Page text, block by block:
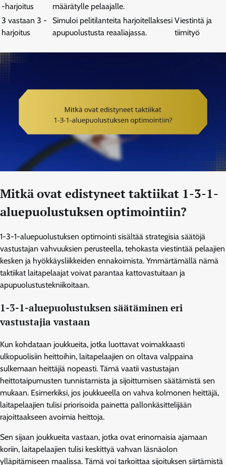
-harjoitus
määrätylle pelaajalle.
3 vastaan 3 -
harjoitus
Simuloi pelitilanteita harjoitellaksesi
apupuolustusta reaaliajassa.
Viestintä ja
tiimityö
Mitkä ovat edistyneet taktiikat 1-3-1-
aluepuolustuksen optimointiin?
1-3-1-aluepuolustuksen optimointi sisältää strategisia säätöjä
vastustajan vahvuuksien perusteella, tehokasta viestintää pelaajien
kesken ja hyökkäysliikkeiden ennakoimista. Ymmärtämällä nämä
taktiikat laitapelaajat voivat parantaa kattovastuitaan ja
apupuolustustekniikoitaan.
1-3-1-aluepuolustuksen säätäminen eri
vastustajia vastaan
Kun kohdataan joukkueita, jotka luottavat voimakkaasti
ulkopuolisiin heittoihin, laitapelaajien on oltava valppaina
sulkemaan heittäjiä nopeasti. Tämä vaatii vastustajan
heittotaipumusten tunnistamista ja sijoittumisen säätämistä sen
mukaan. Esimerkiksi, jos joukkueella on vahva kolmonen heittäjä,
laitapelaajien tulisi priorisoida painetta pallonkäsittelijään
rajoittaakseen avoimia heittoja.
Sen sijaan joukkueita vastaan, jotka ovat erinomaisia ajamaan
koriin, laitapelaajien tulisi keskittyä vahvan läsnäolon
ylläpitämiseen maalissa. Tämä voi tarkoittaa sijoituksen siirtämistä